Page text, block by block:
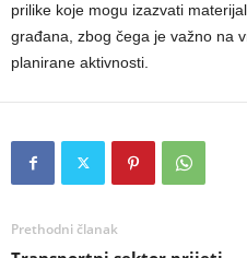
prilike koje mogu izazvati
građana, zbog čega je važno na
planirane aktivnosti.
Prethodni članak